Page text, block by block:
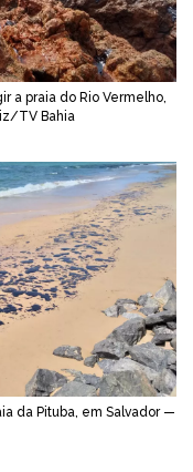
a praia do Rio Vermelho,
TV Bahia
da Pituba, em Salvador —